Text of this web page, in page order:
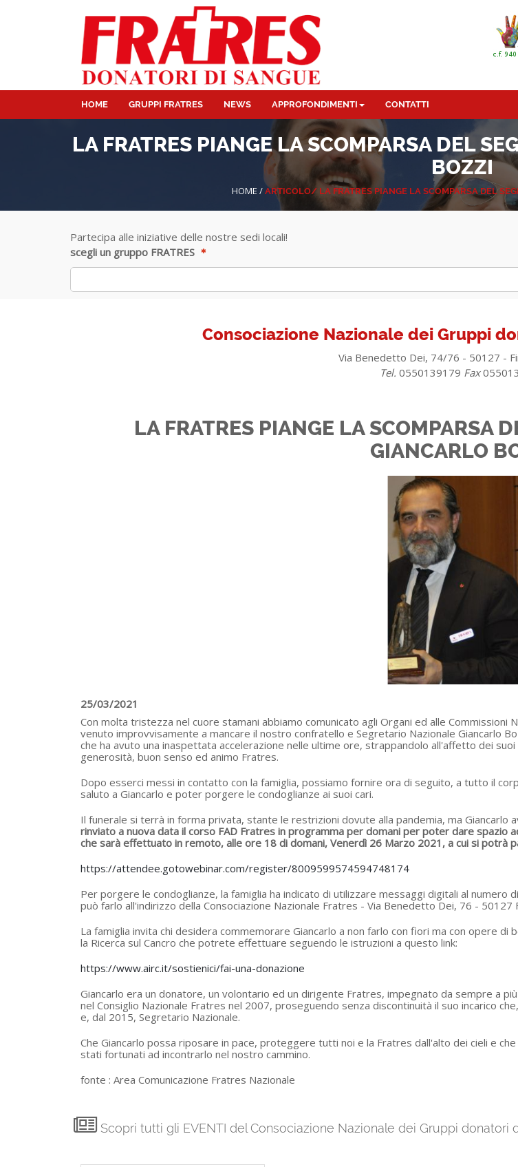
HOME GRUPPI FRATRES NEWS APPROFONDIMENTI CONTATTI
LA FRATRES PIANGE LA SCOMPARSA DEL
BOZZI
HOME / ARTICOLO/ LA FRATRES PIANGE LA SCOMPARSA DEL
Partecipa alle iniziative delle nostre sedi locali!
scegli un gruppo FRATRES
Consociazione Nazionale dei Gruppi
Via Benedetto Dei, 74/76 - 50127 -
Tel. 0550139179 Fax
LA FRATRES PIANGE LA SCOMPARSA
GIANCARLO
25/03/2021
Con molta tristezza nel cuore stamani abbiamo comunicato agli Organi ed alle Commissioni
venuto improvvisamente a mancare il nostro confratello e Segretario Nazionale Giancarlo
che ha avuto una inaspettata accelerazione nelle ultime ore, strappandolo all'affetto dei
generosità, buon senso ed animo Fratres.
Dopo esserci messi in contatto con la famiglia, possiamo fornire ora di seguito, a tutto il
saluto a Giancarlo e poter porgere le condoglianze ai suoi cari.
Il funerale si terrà in forma privata, stante le restrizioni dovute alla pandemia, ma Giancarlo
rinviato a nuova data il corso FAD Fratres in programma per domani per poter dare spazio
che sarà effettuato in remoto, alle ore 18 di domani, Venerdì 26 Marzo 2021, a cui si potrà
https://attendee.gotowebinar.com/register/8009599574594748174
Per porgere le condoglianze, la famiglia ha indicato di utilizzare messaggi digitali al numero
può farlo all'indirizzo della Consociazione Nazionale Fratres - Via Benedetto Dei, 76 - 50127
La famiglia invita chi desidera commemorare Giancarlo a non farlo con fiori ma con opere di
la Ricerca sul Cancro che potrete effettuare seguendo le istruzioni a questo link:
https://www.airc.it/sostienici/fai-una-donazione
Giancarlo era un donatore, un volontario ed un dirigente Fratres, impegnato da sempre a
nel Consiglio Nazionale Fratres nel 2007, proseguendo senza discontinuità il suo incarico
e, dal 2015, Segretario Nazionale.
Che Giancarlo possa riposare in pace, proteggere tutti noi e la Fratres dall'alto dei cieli e
stati fortunati ad incontrarlo nel nostro cammino.
fonte : Area Comunicazione Fratres Nazionale
Scopri tutti gli EVENTI del Consociazione Nazionale dei Gruppi donatori